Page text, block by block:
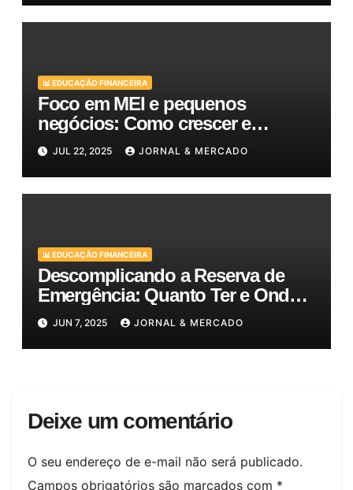
📊 EDUCAÇÃO FINANCEIRA
Foco em MEI e pequenos
negócios: Como crescer e
prosperar no cenário atual
JUL 22, 2025 JORNAL & MERCADO
📊 EDUCAÇÃO FINANCEIRA
Descomplicando a Reserva de
Emergência: Quanto Ter e Onde
Guardar Seu Dinheiro
JUN 7, 2025 JORNAL & MERCADO
Deixe um comentário
O seu endereço de e-mail não será publicado.
Campos obrigatórios são marcados com *